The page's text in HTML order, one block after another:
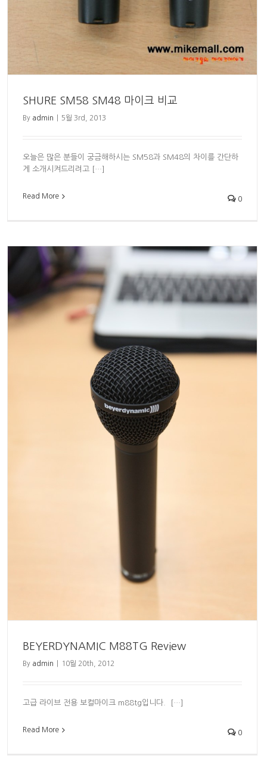
SHURE SM58 SM48 마이크 비교
By admin 5월 3rd, 2013
오늘은 많은 분들이 궁금해하시는 SM58과 SM48의 차이를 간단하
게 소개시켜드리려고 […]
Read More 0
BEYERDYNAMIC M88TG Review
By admin 10월 20th, 2012
고급 라이브 전용 보컬마이크 m88tg입니다. […]
Read More 0